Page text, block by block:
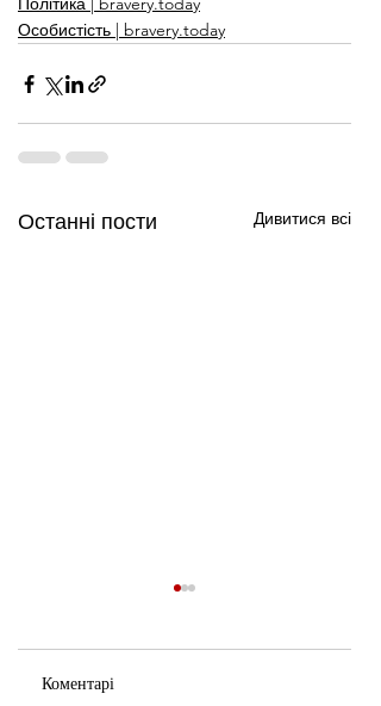
Особистість | bravery.today
Останні пости Дивитися всі
Коментарі